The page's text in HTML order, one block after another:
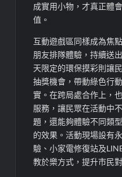
成實用小物，才真正體
值。
互動遊戲區同樣成為焦
朋友排隊體驗，持續送
天限定的環保摸彩則讓
抽獎機會，帶動綠色行
實。在跨局處合作上，
服務，讓民眾在活動中
題，還能夠體驗不同類
的效果。活動現場設有
驗、小家電修復站及
教於樂方式，提升市民